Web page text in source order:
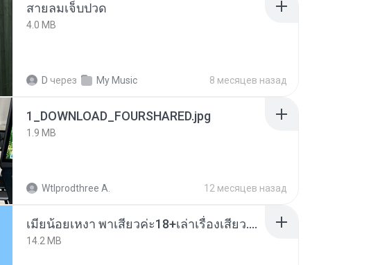
สายลมเจ็บปวด
4.0 MB
D через My Music 8 месяцев назад
1_DOWNLOAD_FOURSHARED.jpg
1.9 MB
Wtlprodthree A. 12 месяцев назад
เมียน้อยเหงา พาเสียวค่ะ18+เล่าเรื่องเสียว.mp3
14.2 MB